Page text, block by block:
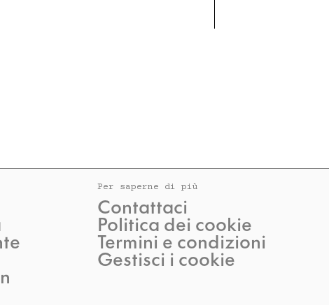
Per saperne di più
Contattaci
Politica dei cookie
Termini e condizioni
Gestisci i cookie